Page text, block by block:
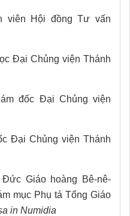
viên Hội đồng Tư vấn
Đại Chủng viện Thánh
đốc Đại Chủng viện
Đại Chủng viện Thánh
Giáo hoàng Bê-nê-
mục Phụ tá Tổng Giáo
in Numidia